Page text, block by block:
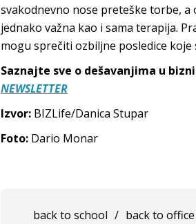
svakodnevno nose preteške torbe,
jednako važna kao i sama terapija.
mogu sprečiti ozbiljne posledice
Saznajte sve o dešavanjima u
NEWSLETTER
Izvor: BIZLife/Danica Stupar
Foto: Dario Monar
back to school / back to office